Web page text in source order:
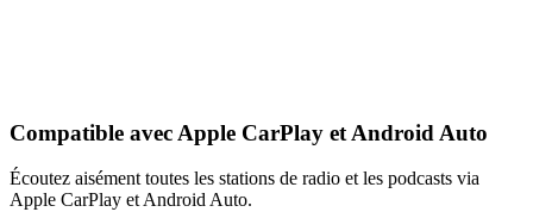
Compatible avec Apple CarPlay et Android Auto
Écoutez aisément toutes les stations de radio et les podcasts via
Apple CarPlay et Android Auto.